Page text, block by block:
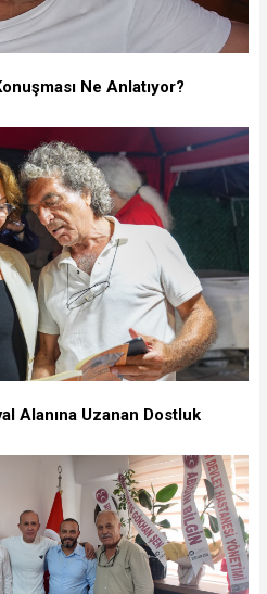
Ne Anlatıyor?
Alanına Uzanan Dostluk